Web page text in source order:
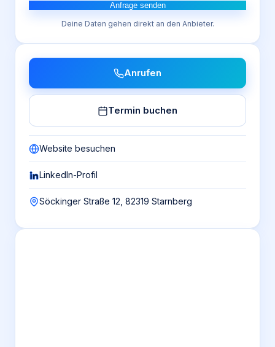
Anfrage senden
Deine Daten gehen direkt an den Anbieter.
Anrufen
Termin buchen
Website besuchen
LinkedIn-Profil
Söckinger Straße 12, 82319 Starnberg